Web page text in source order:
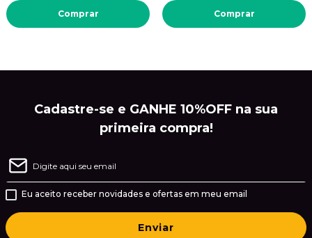
Comprar Comprar
Cadastre-se e GANHE 10%OFF na sua
primeira compra!
Eu aceito receber novidades e ofertas em meu email
Enviar